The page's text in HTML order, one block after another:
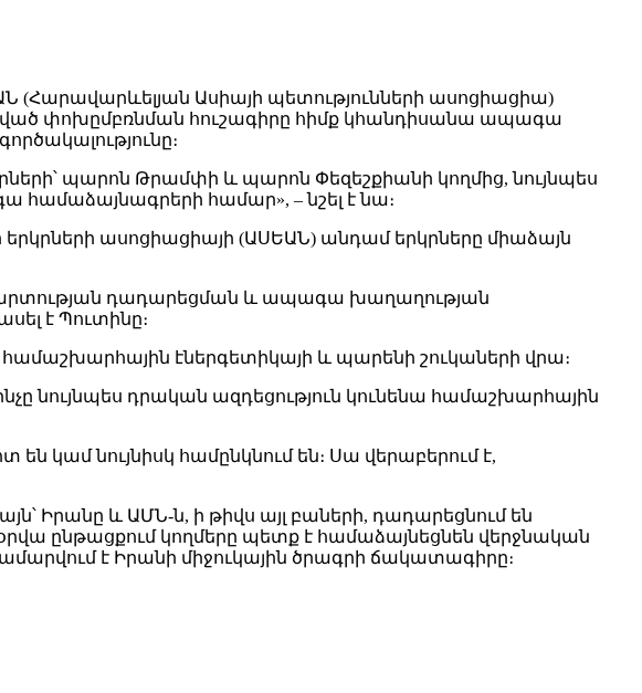
Ասիայի պետությունների ասոցիացիա)
փոխըմբռնման հուշագիրը հիմք կհանդիսանա ապագա
պարոն Թրամփի և պարոն Փեզեշքիանի կողմից, նույնպես
համաձայնագրերի համար», – նշել է նա։
ասոցիացիայի (ԱՍԵԱՆ) անդամ երկրները միաձայն
դադարեցման և ապագա խաղաղության
է Պուտինը։
համաշխարհային էներգետիկայի և պարենի շուկաների վրա։
նույնպես դրական ազդեցություն կունենա համաշխարհային
կամ նույնիսկ համընկնում են։ Սա վերաբերում է,
Իրանը և ԱՄՆ-ն, ի թիվս այլ բաների, դադարեցնում են
ընթացքում կողմերը պետք է համաձայնեցնեն վերջնական
է Իրանի միջուկային ծրագրի ճակատագիրը։